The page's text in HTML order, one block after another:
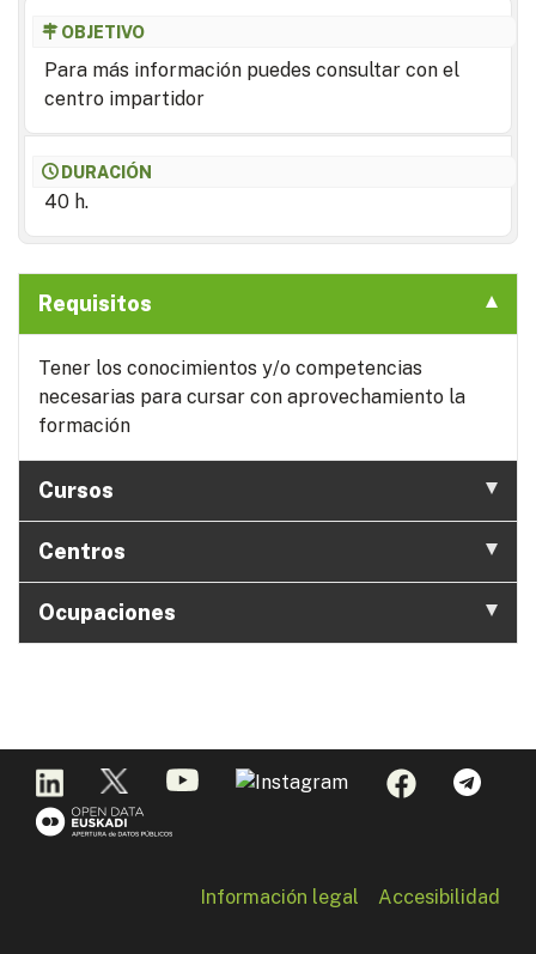
OBJETIVO
Para más información puedes consultar con el
centro impartidor
DURACIÓN
40 h.
Requisitos
Tener los conocimientos y/o competencias
necesarias para cursar con aprovechamiento la
formación
Cursos
Centros
Ocupaciones
Información legal Accesibilidad